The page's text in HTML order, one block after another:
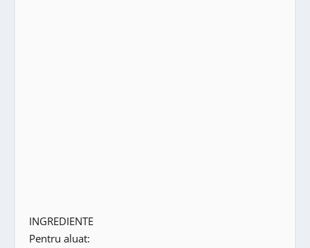
INGREDIENTE
Pentru aluat: